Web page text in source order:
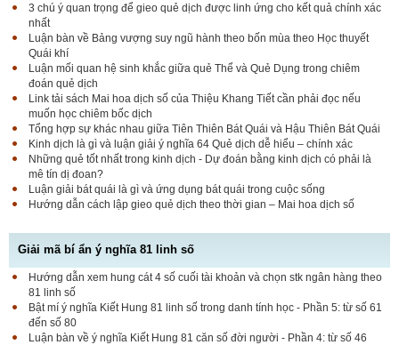
3 chú ý quan trọng để gieo quẻ dịch được linh ứng cho kết quả chính xác
nhất
Luận bàn về Bảng vượng suy ngũ hành theo bốn mùa theo Học thuyết
Quái khí
Luận mối quan hệ sinh khắc giữa quẻ Thể và Quẻ Dụng trong chiêm
đoán quẻ dịch
Link tải sách Mai hoa dịch số của Thiệu Khang Tiết cần phải đọc nếu
muốn học chiêm bốc dịch
Tổng hợp sự khác nhau giữa Tiên Thiên Bát Quái và Hậu Thiên Bát Quái
Kinh dịch là gì và luận giải ý nghĩa 64 Quẻ dịch dễ hiểu – chính xác
Những quẻ tốt nhất trong kinh dịch - Dự đoán bằng kinh dịch có phải là
mê tín dị đoan?
Luận giải bát quái là gì và ứng dụng bát quái trong cuộc sống
Hướng dẫn cách lập gieo quẻ dịch theo thời gian – Mai hoa dịch số
Giải mã bí ẩn ý nghĩa 81 linh số
Hướng dẫn xem hung cát 4 số cuối tài khoản và chọn stk ngân hàng theo
81 linh số
Bật mí ý nghĩa Kiết Hung 81 linh số trong danh tính học - Phần 5: từ số 61
đến số 80
Luận bàn về ý nghĩa Kiết Hung 81 căn số đời người - Phần 4: từ số 46